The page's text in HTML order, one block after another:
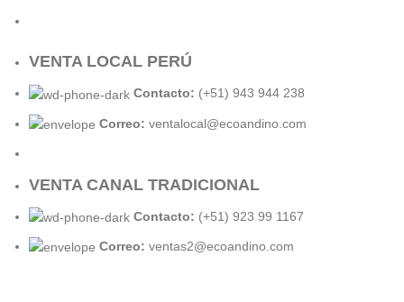
VENTA LOCAL PERÚ
Contacto: (+51) 943 944 238
Correo: ventalocal@ecoandino.com
VENTA CANAL TRADICIONAL
Contacto: (+51) 923 99 1167
Correo: ventas2@ecoandino.com